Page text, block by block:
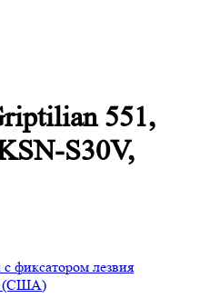
551,
S30V,
фиксатором лезвия
(США)